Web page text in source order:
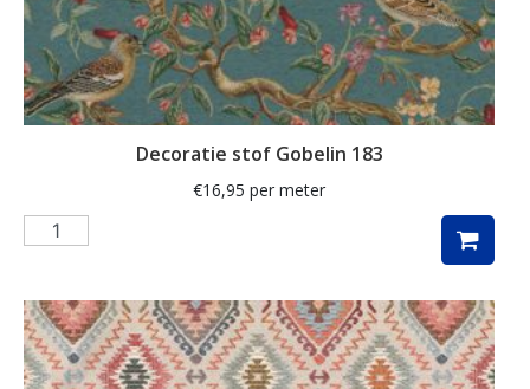
kamille
kat
katoen
kerst
kerstman
kerstster
Decoratie stof Gobelin 183
€16,95 per meter